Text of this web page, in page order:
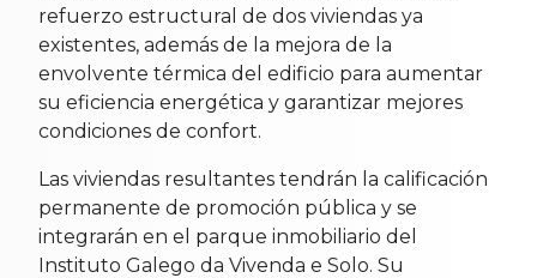
refuerzo estructural de dos viviendas ya
existentes, además de la mejora de la
envolvente térmica del edificio para aumentar
su eficiencia energética y garantizar mejores
condiciones de confort.
Las viviendas resultantes tendrán la calificación
permanente de promoción pública y se
integrarán en el parque inmobiliario del
Instituto Galego da Vivenda e Solo. Su